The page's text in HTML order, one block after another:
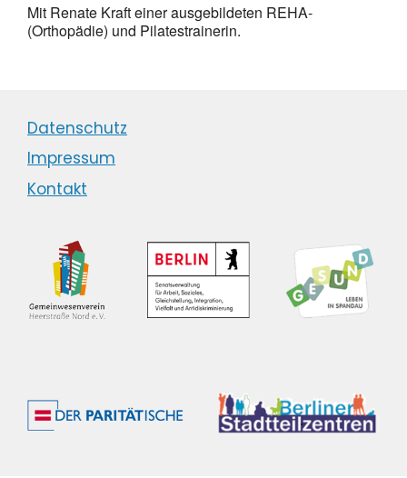
Mit Renate Kraft einer ausgebildeten REHA-
(Orthopädie) und Pilatestrainerin.
Datenschutz
Impressum
Kontakt